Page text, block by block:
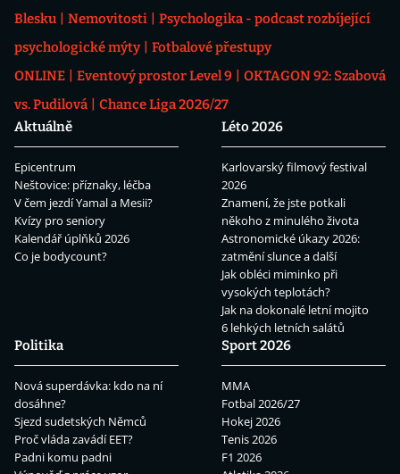
Blesku
Nemovitosti
Psychologika - podcast rozbíjející
psychologické mýty
Fotbalové přestupy
ONLINE
Eventový prostor Level 9
OKTAGON 92: Szabová
vs. Pudilová
Chance Liga 2026/27
Aktuálně
Epicentrum
Neštovice: příznaky, léčba
V čem jezdí Yamal a Mesii?
Kvízy pro seniory
Kalendář úplňků 2026
Co je bodycount?
Léto 2026
Karlovarský filmový festival
2026
Znamení, že jste potkali
někoho z minulého života
Astronomické úkazy 2026:
zatmění slunce a další
Jak obléci miminko při
vysokých teplotách?
Jak na dokonalé letní mojito
6 lehkých letních salátů
Politika
Nová superdávka: kdo na ní
dosáhne?
Sjezd sudetských Němců
Proč vláda zavádí EET?
Padni komu padni
Sport 2026
MMA
Fotbal 2026/27
Hokej 2026
Tenis 2026
F1 2026